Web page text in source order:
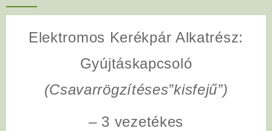
Elektromos Kerékpár Alkatrész:
Gyújtáskapcsoló
(Csavarrögzítéses”kisfejű”)
– 3 vezetékes